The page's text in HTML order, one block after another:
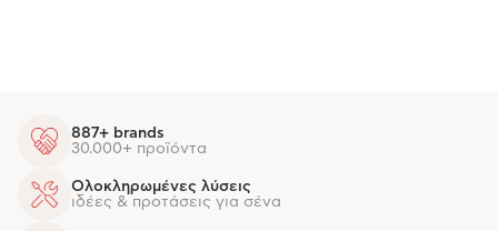
887+ brands
30.000+ προϊόντα
Ολοκληρωμένες λύσεις
ιδέες & προτάσεις για σένα